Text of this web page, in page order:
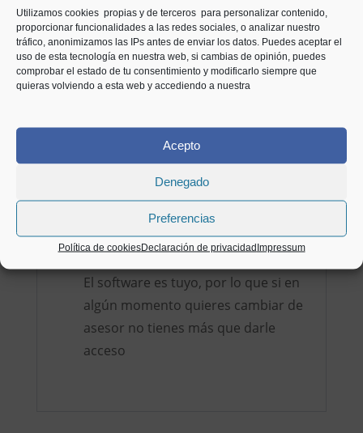
Utilizamos cookies propias y de terceros para personalizar contenido,
proporcionar funcionalidades a las redes sociales, o analizar nuestro
tráfico, anonimizamos las IPs antes de enviar los datos. Puedes aceptar el
uso de esta tecnología en nuestra web, si cambias de opinión, puedes
comprobar el estado de tu consentimiento y modificarlo siempre que
quieras volviendo a esta web y accediendo a nuestra
Acepto
Denegado
Preferencias
Política de cookiesDeclaración de privacidadImpressum
MODELOS FISCALES
se rellenarán automáticamente, sólo
habrá que revisarlos y presentarlos y
podrás hacerlo telemáticamente
Consulta los estados financieros en
cualquier momento
El software es tuyo, por lo que si en
algún momento quieres cambiar de
asesor no tienes más que darle
acceso